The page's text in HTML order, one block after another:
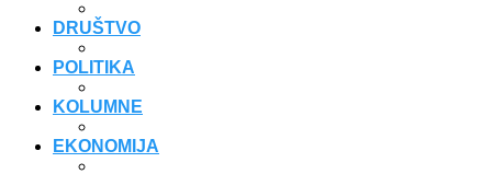
DRUŠTVO
POLITIKA
KOLUMNE
EKONOMIJA